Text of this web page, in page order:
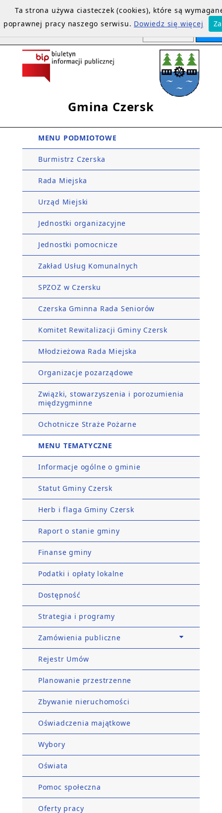
Gmina Czersk
MENU PODMIOTOWE
Burmistrz Czerska
Rada Miejska
Urząd Miejski
Jednostki organizacyjne
Jednostki pomocnicze
Zakład Usług Komunalnych
SPZOZ w Czersku
Czerska Gminna Rada Seniorów
Komitet Rewitalizacji Gminy Czersk
Młodzieżowa Rada Miejska
Organizacje pozarządowe
Związki, stowarzyszenia i porozumienia
międzygminne
Ochotnicze Straże Pożarne
MENU TEMATYCZNE
Informacje ogólne o gminie
Statut Gminy Czersk
Herb i flaga Gminy Czersk
Raport o stanie gminy
Finanse gminy
Podatki i opłaty lokalne
Dostępność
Strategia i programy
Zamówienia publiczne
Rejestr Umów
Planowanie przestrzenne
Zbywanie nieruchomości
Oświadczenia majątkowe
Wybory
Oświata
Pomoc społeczna
Oferty pracy
Ta strona używa ciasteczek (cookies), które są
poprawnej pracy naszego serwisu. Dowiedz się więcej